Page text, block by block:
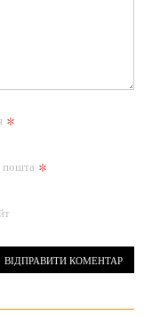
*
пошта *